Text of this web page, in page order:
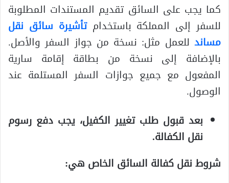
كما يجب على السائق تقديم المستندات المطلوبة
للسفر إلى المملكة باستخدام تأشيرة سائق نقل
مساند للعمل مثل: نسخة من جواز السفر والأصل.
بالإضافة إلى نسخة من بطاقة إقامة سارية
المفعول مع جميع جوازات السفر المستلمة عند
الوصول.
بعد قبول طلب تغيير الكفيل، يجب دفع رسوم
نقل الكفالة.
شروط نقل كفالة السائق الخاص هي: